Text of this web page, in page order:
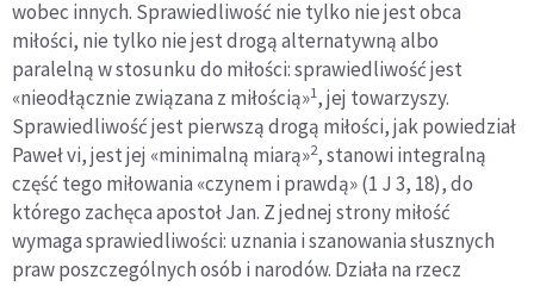
wobec innych. Sprawiedliwość nie tylko nie jest obca
miłości, nie tylko nie jest drogą alternatywną albo
paralelną w stosunku do miłości: sprawiedliwość jest
«nieodłącznie związana z miłością»1, jej towarzyszy.
Sprawiedliwość jest pierwszą drogą miłości, jak powiedział
Paweł vi, jest jej «minimalną miarą»2, stanowi integralną
część tego miłowania «czynem i prawdą» (1 J 3, 18), do
którego zachęca apostoł Jan. Z jednej strony miłość
wymaga sprawiedliwości: uznania i szanowania słusznych
praw poszczególnych osób i narodów. Działa na rzecz